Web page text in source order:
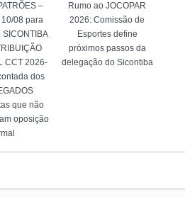
–
10/08 para
CCT 2026-
dos
que não
oposição
Rumo ao JOCOPAR
2026: Comissão de
Esportes define
próximos passos da
delegação do Sicontiba